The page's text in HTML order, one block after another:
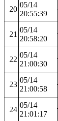
20
05/14
20:55:39
21
05/14
20:58:20
22
05/14
21:00:30
23
05/14
21:00:58
24
05/14
21:01:17